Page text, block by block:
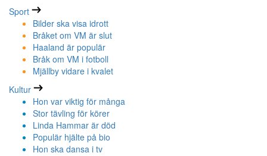
Sport
Bilder ska visa idrott
Bråket om VM är slut
Haaland är populär
Bråk om VM i fotboll
Mjällby vidare i kvalet
Kultur
Hon var viktig för många
Stor tävling för körer
Linda Hammar är död
Populär hjälte på bio
Hon ska dansa i tv